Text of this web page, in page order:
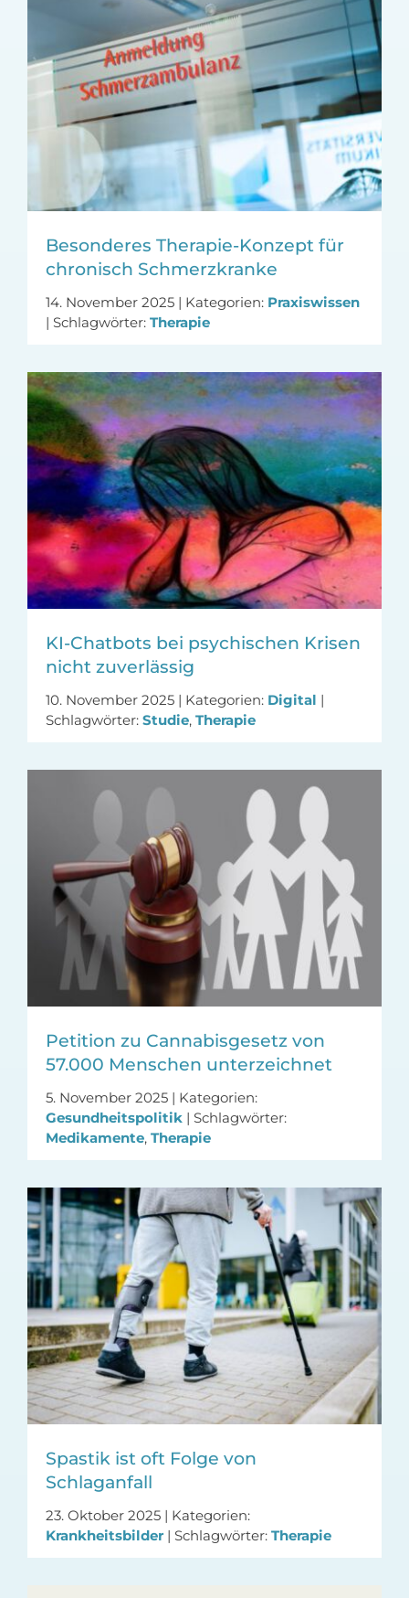
Besonderes Therapie-Konzept für
chronisch Schmerzkranke
14. November 2025 | Kategorien: Praxiswissen
| Schlagwörter: Therapie
KI-Chatbots bei psychischen Krisen
nicht zuverlässig
10. November 2025 | Kategorien: Digital |
Schlagwörter: Studie, Therapie
Petition zu Cannabisgesetz von
57.000 Menschen unterzeichnet
5. November 2025 | Kategorien:
Gesundheitspolitik | Schlagwörter:
Medikamente, Therapie
Spastik ist oft Folge von
Schlaganfall
23. Oktober 2025 | Kategorien:
Krankheitsbilder | Schlagwörter: Therapie